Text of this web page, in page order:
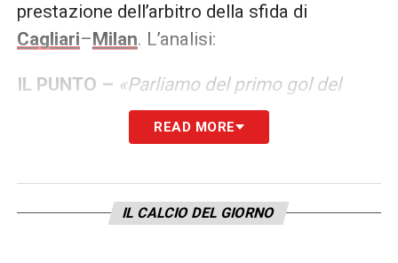
prestazione dell’arbitro della sfida di
Cagliari–Milan. L’analisi:
IL PUNTO – «Parliamo del primo gol del
Cagliari dopo 2′ di gioco con Zortea. Direi
che c’è stato un errato utilizzo del VAR: c’è il
fuorigioco ed è assolutamente influente. Io
READ MORE
IL CALCIO DEL GIORNO